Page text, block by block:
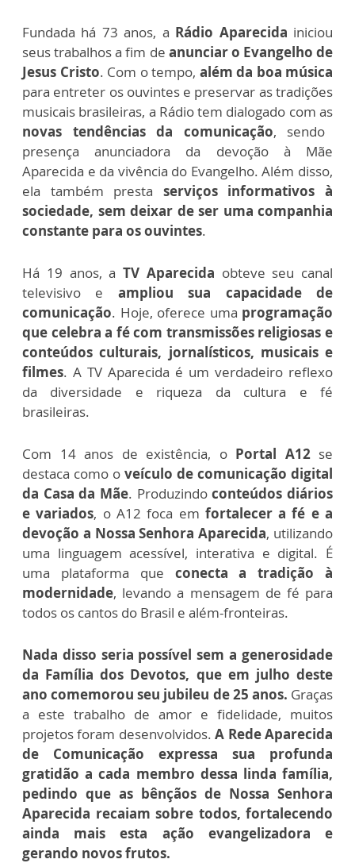
Fundada há 73 anos, a Rádio Aparecida iniciou
seus trabalhos a fim de anunciar o Evangelho de
Jesus Cristo. Com o tempo, além da boa música
para entreter os ouvintes e preservar as tradições
musicais brasileiras, a Rádio tem dialogado com as
novas tendências da comunicação, sendo
presença anunciadora da devoção à Mãe
Aparecida e da vivência do Evangelho. Além disso,
ela também presta serviços informativos à
sociedade, sem deixar de ser uma companhia
constante para os ouvintes.
Há 19 anos, a TV Aparecida obteve seu canal
televisivo e ampliou sua capacidade de
comunicação. Hoje, oferece uma programação
que celebra a fé com transmissões religiosas e
conteúdos culturais, jornalísticos, musicais e
filmes. A TV Aparecida é um verdadeiro reflexo
da diversidade e riqueza da cultura e fé
brasileiras.
Com 14 anos de existência, o Portal A12se
destaca como o veículo de comunicação digital
da Casa da Mãe. Produzindoconteúdos diários
e variados, o A12 foca em fortalecer a fé e a
devoção a Nossa Senhora Aparecida, utilizando
uma linguagem acessível, interativa e digital. É
uma plataforma que conecta a tradição à
modernidade, levando a mensagem de fé para
todos os cantos do Brasil e além-fronteiras.
Nada disso seria possível sem a generosidade
da Família dos Devotos, que em julho deste
ano comemorou seu jubileu de 25 anos. Graças
a este trabalho de amor e fidelidade, muitos
projetos foram desenvolvidos.A Rede Aparecida
de Comunicação expressa sua profunda
gratidão a cada membro dessa linda família,
pedindo que as bênçãos de Nossa Senhora
Aparecida recaiam sobre todos, fortalecendo
ainda mais esta ação evangelizadora e
gerando novos frutos.